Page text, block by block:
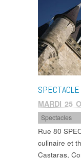
MARDI 25
Spectacles
Rue 80
culinaire et
Castaras,